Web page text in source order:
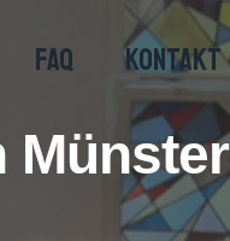
FAQ KONTAKT
Münster